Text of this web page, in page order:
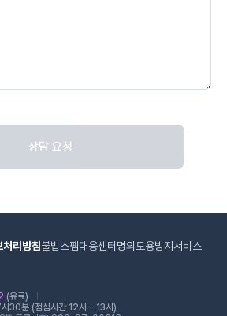
상담 요청
처리방침불법스팸대응센터 명의도용방지서비스
(유료)
30분 (점심시간 12시 - 13시)